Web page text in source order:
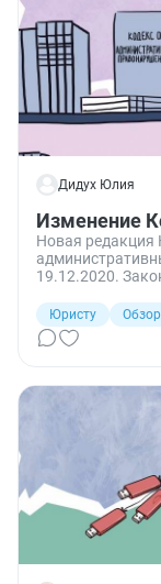
Дидух Юлия
Изменение
Новая редакция
19.12.2020.
условия
ответственности
Юристу